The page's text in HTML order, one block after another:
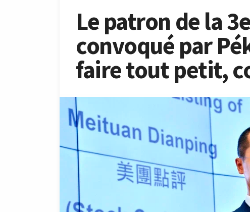
Le patron de la
convoqué par
faire tout petit,